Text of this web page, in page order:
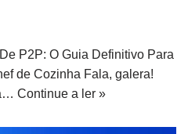
P2P: O Guia Definitivo Para
de Cozinha Fala, galera!
Continue a ler »